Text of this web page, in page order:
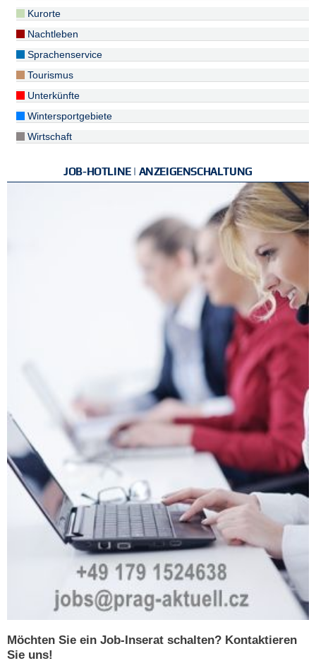
Kurorte
Nachtleben
Sprachenservice
Tourismus
Unterkünfte
Wintersportgebiete
Wirtschaft
JOB-HOTLINE | ANZEIGENSCHALTUNG
Möchten Sie ein Job-Inserat schalten? Kontaktieren
Sie uns!